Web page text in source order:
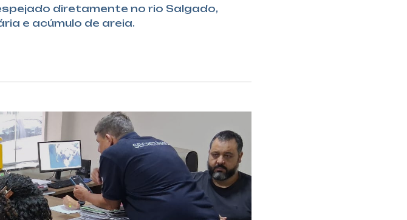
diretamente no rio Salgado,
e acúmulo de areia.